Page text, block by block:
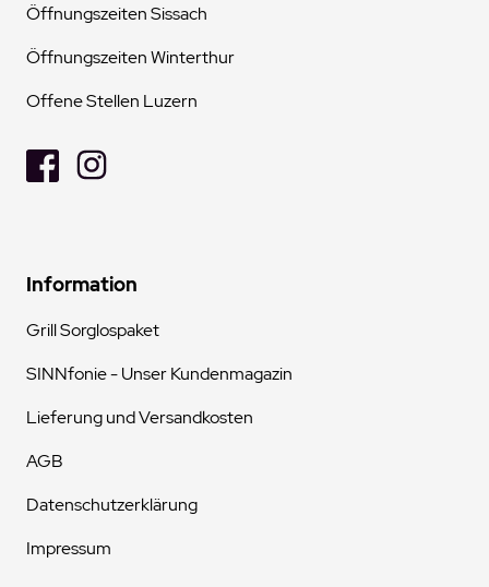
Öffnungszeiten Sissach
Öffnungszeiten Winterthur
Offene Stellen Luzern
Information
Grill Sorglospaket
SINNfonie - Unser Kundenmagazin
Lieferung und Versandkosten
AGB
Datenschutzerklärung
Impressum